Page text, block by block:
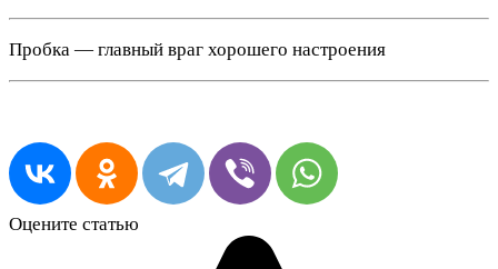
Пробка — главный враг хорошего настроения
Оцените статью